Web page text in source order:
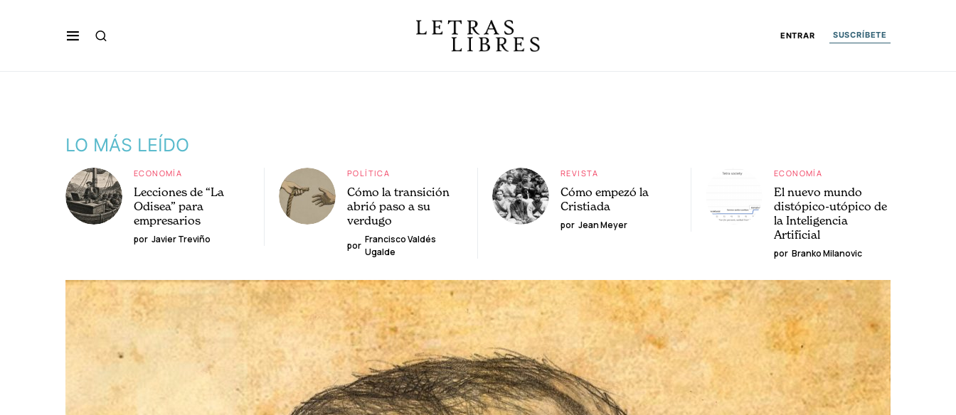
ENTRAR SUSCRÍBETE
LO MÁS LEÍDO
ECONOMÍA
Lecciones de “La
Odisea” para
empresarios
por Javier Treviño
POLÍTICA
Cómo la transición
abrió paso a su
verdugo
por
Francisco Valdés
Ugalde
REVISTA
Cómo empezó la
Cristiada
por Jean Meyer
ECONOMÍA
El nuevo mundo
distópico-utópico de
la Inteligencia
Artificial
por Branko Milanovic